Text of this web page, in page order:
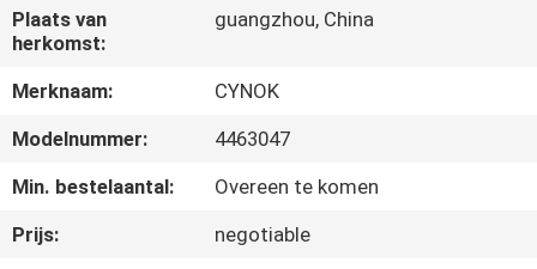
FABRIEKSREIS
KWALITEITSCONTROLE
CONTACTEER
ONS
Plaats van
herkomst:
guangzhou, China
Merknaam:
CYNOK
Modelnummer:
4463047
Min. bestelaantal:
Overeen te komen
Prijs:
negotiable